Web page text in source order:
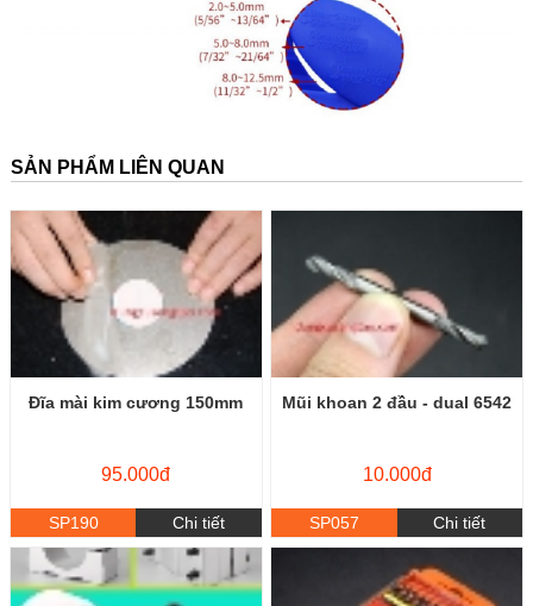
SẢN PHẨM LIÊN QUAN
Đĩa mài kim cương 150mm
95.000đ
SP190 Chi tiết
Mũi khoan 2 đầu - dual 6542
10.000đ
SP057 Chi tiết